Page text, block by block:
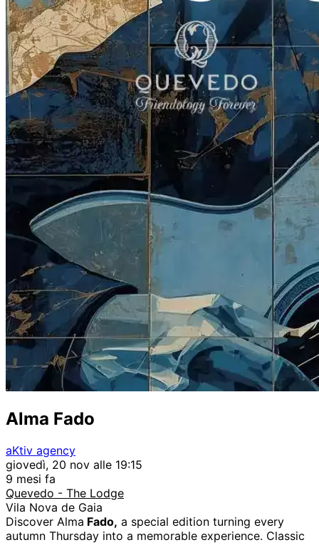
Alma Fado
aKtiv agency
giovedì, 20 nov alle 19:15
9 mesi fa
Quevedo - The Lodge
Vila Nova de Gaia
Discover Alma Fado, a special edition turning every
autumn Thursday into a memorable experience. Classic